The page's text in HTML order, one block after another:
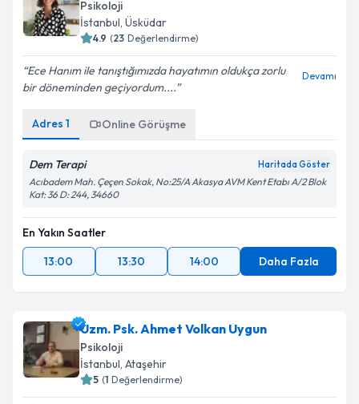
Psikoloji
İstanbul, Üsküdar
4.9 (23 Değerlendirme)
Ece Hanım ile tanıştığımızda hayatımın oldukça zorlu
bir döneminden geçiyordum....
Devamı
Adres 1 Online Görüşme
Dem Terapi Haritada Göster
Acıbadem Mah. Çeçen Sokak, No:25/A Akasya AVM Kent Etabı A/2 Blok
Kat: 36 D: 244, 34660
En Yakın Saatler
13:00
13:30 14:00 Daha Fazla
Uzm. Psk. Ahmet Volkan Uygun
Psikoloji
İstanbul, Ataşehir
5 (1 Değerlendirme)